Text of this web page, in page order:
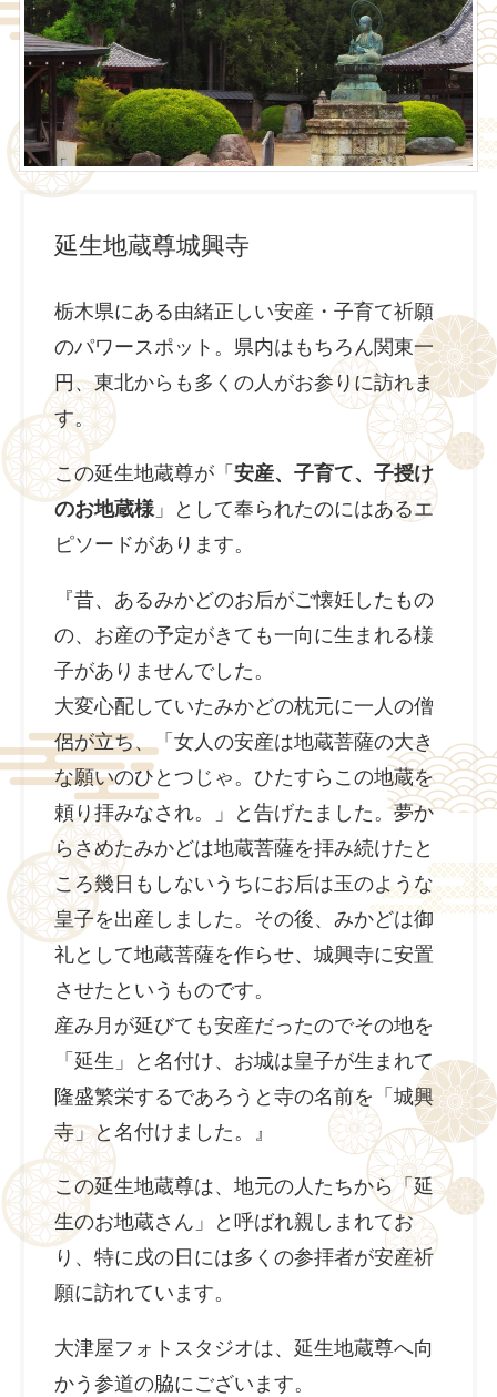
延生地蔵尊城興寺
栃木県にある由緒正しい安産・子育て祈願
のパワースポット。県内はもちろん関東一
円、東北からも多くの人がお参りに訪れま
す。
この延生地蔵尊が「 安産、子育て、子授け
のお地蔵様」として奉られたのにはあるエ
ピソードがあります。
『昔、あるみかどのお后がご懐妊したもの
の、お産の予定がきても一向に生まれる様
子がありませんでした。
大変心配していたみかどの枕元に一人の僧
侶が立ち、「女人の安産は地蔵菩薩の大き
な願いのひとつじゃ。ひたすらこの地蔵を
頼り拝みなされ。」と告げたました。夢か
らさめたみかどは地蔵菩薩を拝み続けたと
ころ幾日もしないうちにお后は玉のような
皇子を出産しました。その後、みかどは御
礼として地蔵菩薩を作らせ、城興寺に安置
させたというものです。
産み月が延びても安産だったのでその地を
「延生」と名付け、お城は皇子が生まれて
隆盛繁栄するであろうと寺の名前を「城興
寺」と名付けました。』
この延生地蔵尊は、地元の人たちから「延
生のお地蔵さん」と呼ばれ親しまれてお
り、特に戌の日には多くの参拝者が安産祈
願に訪れています。
大津屋フォトスタジオは、延生地蔵尊へ向
かう参道の脇にございます。